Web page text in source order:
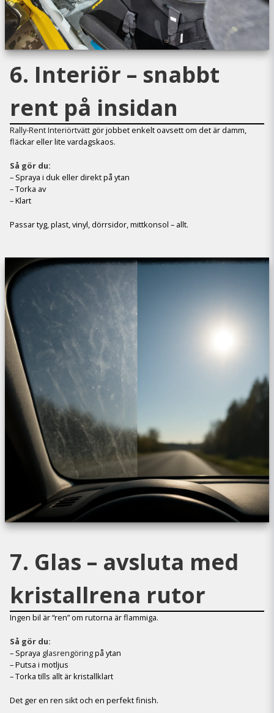
6. Interiör – snabbt
rent på insidan
Rally-Rent Interiörtvätt gör jobbet enkelt oavsett om det är damm,
fläckar eller lite vardagskaos.
Så gör du:
– Spraya i duk eller direkt på ytan
– Torka av
– Klart
Passar tyg, plast, vinyl, dörrsidor, mittkonsol – allt.
7. Glas – avsluta med
kristallrena rutor
Ingen bil är “ren” om rutorna är flammiga.
Så gör du:
– Spraya glasrengöringpå ytan
– Putsa i motljus
– Torka tills allt är kristallklart
Det ger en ren sikt och en perfekt finish.